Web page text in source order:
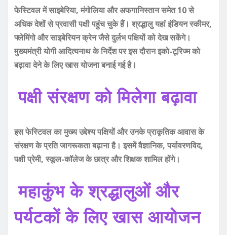
फेस्टिवल में साइबेरिया, मंगोलिया और अफगानिस्तान समेत 10 से
अधिक देशों से प्रवासी पक्षी पहुंच चुके हैं। श्रद्धालु यहां इंडियन स्कीमर,
फ्लेमिंगो और साइबेरियन क्रेन जैसे दुर्लभ पक्षियों को देख सकेंगे।
मुख्यमंत्री योगी आदित्यनाथ के निर्देश पर इस दौरान इको-टूरिज्म को
बढ़ावा देने के लिए खास योजना बनाई गई है।
पक्षी संरक्षण को मिलेगा बढ़ावा
इस फेस्टिवल का मुख्य उद्देश्य पक्षियों और उनके प्राकृतिक आवास के
संरक्षण के प्रति जागरूकता बढ़ाना है। इसमें वैज्ञानिक, पर्यावरणविद,
पक्षी प्रेमी, स्कूल-कॉलेज के छात्र और शिक्षक शामिल होंगे।
महाकुंभ के श्रद्धालुओं और
पर्यटकों के लिए खास आयोजन